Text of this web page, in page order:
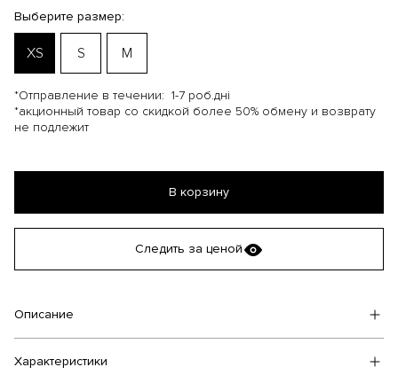
Выберите размер:
XS S M
*Отправление в течении: 1-7 роб.дні
*акционный товар со скидкой более 50% обмену и возврату
не подлежит
В корзину
Следить за ценой
Описание
Характеристики